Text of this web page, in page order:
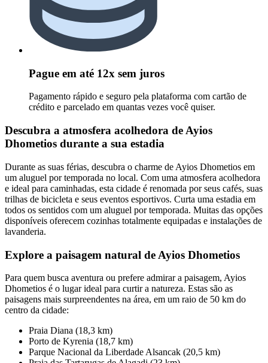
Pague em até 12x sem juros
Pagamento rápido e seguro pela plataforma com cartão de
crédito e parcelado em quantas vezes você quiser.
Descubra a atmosfera acolhedora de Ayios
Dhometios durante a sua estadia
Durante as suas férias, descubra o charme de Ayios Dhometios em
um aluguel por temporada no local. Com uma atmosfera acolhedora
e ideal para caminhadas, esta cidade é renomada por seus cafés, suas
trilhas de bicicleta e seus eventos esportivos. Curta uma estadia em
todos os sentidos com um aluguel por temporada. Muitas das opções
disponíveis oferecem cozinhas totalmente equipadas e instalações de
lavanderia.
Explore a paisagem natural de Ayios Dhometios
Para quem busca aventura ou prefere admirar a paisagem, Ayios
Dhometios é o lugar ideal para curtir a natureza. Estas são as
paisagens mais surpreendentes na área, em um raio de 50 km do
centro da cidade:
Praia Diana (18,3 km)
Porto de Kyrenia (18,7 km)
Parque Nacional da Liberdade Alsancak (20,5 km)